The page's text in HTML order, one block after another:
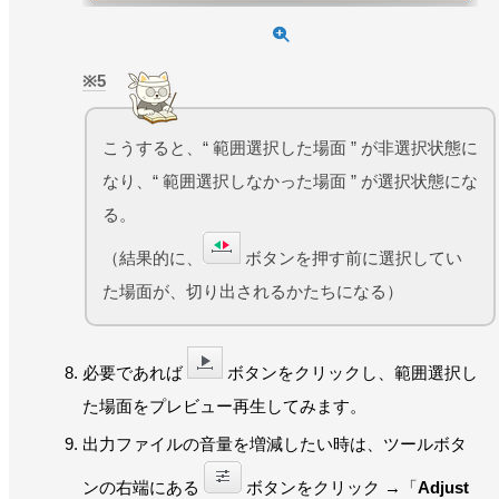
5
こうすると、“ 範囲選択した場面 ” が非選択状態に
なり、“ 範囲選択しなかった場面 ” が選択状態にな
る。
（結果的に、
ボタンを押す前に選択してい
た場面が、切り出されるかたちになる）
必要であれば
ボタンをクリックし、範囲選択し
た場面をプレビュー再生してみます。
出力ファイルの音量を増減したい時は、ツールボタ
ンの右端にある ボタンをクリック →「Adjust